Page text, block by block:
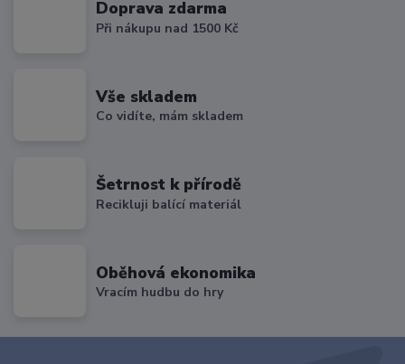
Doprava zdarma
Při nákupu nad 1500 Kč
Vše skladem
Co vidíte, mám skladem
Šetrnost k přírodě
Recikluji balící materiál
Oběhová ekonomika
Vracím hudbu do hry